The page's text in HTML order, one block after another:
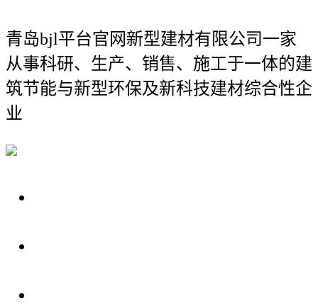
青岛bjl平台官网新型建材有限公司一家
从事科研、生产、销售、施工于一体的建
筑节能与新型环保及新科技建材综合性企
业